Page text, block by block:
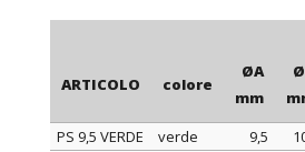
ARTICOLO colore
ØA
mm
PS 9,5 VERDE verde 9,5